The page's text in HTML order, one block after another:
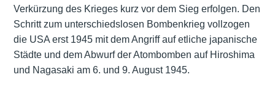
Verkürzung des Krieges kurz vor dem Sieg erfolgen. Den
Schritt zum unterschiedslosen Bombenkrieg vollzogen
die USA erst 1945 mit dem Angriff auf etliche japanische
Städte und dem Abwurf der Atombomben auf Hiroshima
und Nagasaki am 6. und 9. August 1945.